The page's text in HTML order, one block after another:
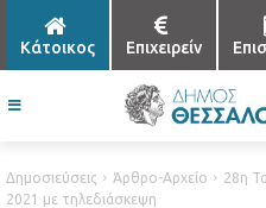
Κάτοικος Επιχειρείν
Δημοσιεύσεις Άρθρο-Αρχείο
28η
2021 με τηλεδιάσκεψη